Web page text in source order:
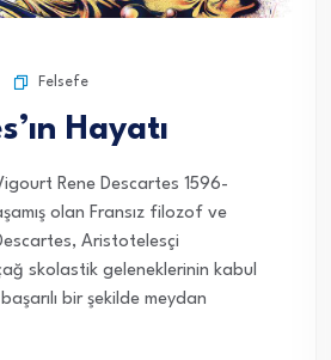
Felsefe
Hayatı
Rene Descartes 1596-
olan Fransız filozof ve
Aristotelesçi
skolastik geleneklerinin kabul
bir şekilde meydan